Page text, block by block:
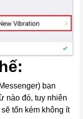
bạn
nào đó, tuy nhiên
tốn kém không ít